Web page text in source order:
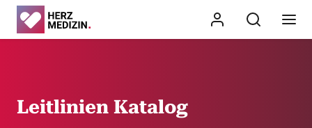
Leitlinien Katalog